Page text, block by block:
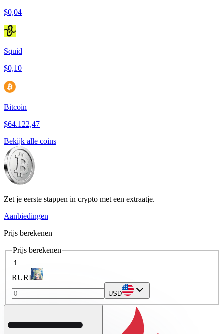
$0,04
Squid
$0,10
Bitcoin
$64.122,47
Bekijk alle coins
Zet je eerste stappen in crypto met een extraatje.
Aanbiedingen
Prijs berekenen
Prijs berekenen
RURI
USD